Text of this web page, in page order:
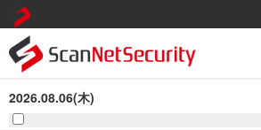
2026.08.06(木)